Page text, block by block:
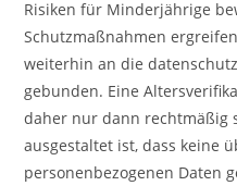
Risiken für Minderjährige
Schutzmaßnahmen
weiterhin an die
gebunden. Eine
daher nur dann rechtmäßig
ausgestaltet ist, dass keine
personenbezogenen Daten